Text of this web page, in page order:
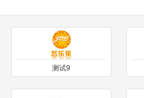
测试9